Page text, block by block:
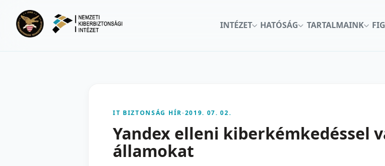
INTÉZET
HATÓSÁG TARTALMAINK
IT BIZTONSÁG HÍR-2019. 07. 02.
Yandex elleni kiberkémkedéssel
államokat